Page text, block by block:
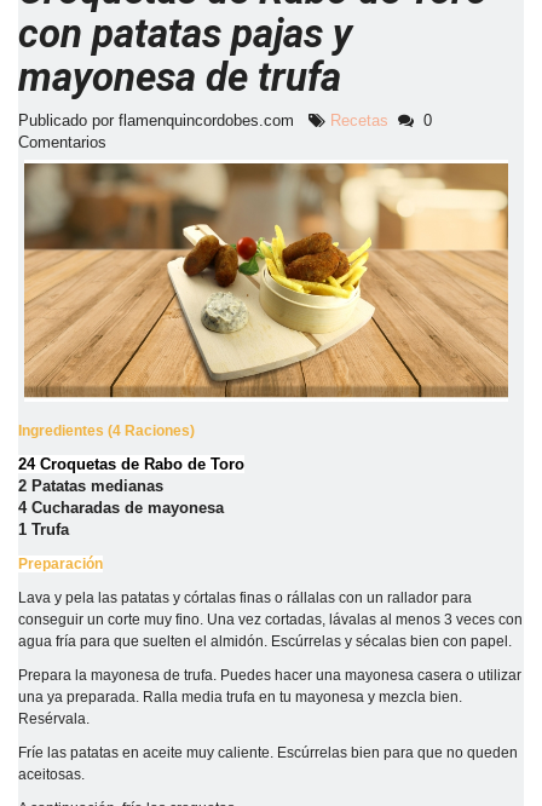
con patatas pajas y
mayonesa de trufa
Publicado por flamenquincordobes.com Recetas
0
Comentarios
Ingredientes (4 Raciones)
24 Croquetas de Rabo de Toro
2 Patatas medianas
4 Cucharadas de mayonesa
1 Trufa
Preparación
Lava y pela las patatas y córtalas finas o rállalas con un rallador para
conseguir un corte muy fino. Una vez cortadas, lávalas al menos 3 veces con
agua fría para que suelten el almidón. Escúrrelas y sécalas bien con papel.
Prepara la mayonesa de trufa. Puedes hacer una mayonesa casera o utilizar
una ya preparada. Ralla media trufa en tu mayonesa y mezcla bien.
Resérvala.
Fríe las patatas en aceite muy caliente. Escúrrelas bien para que no queden
aceitosas.